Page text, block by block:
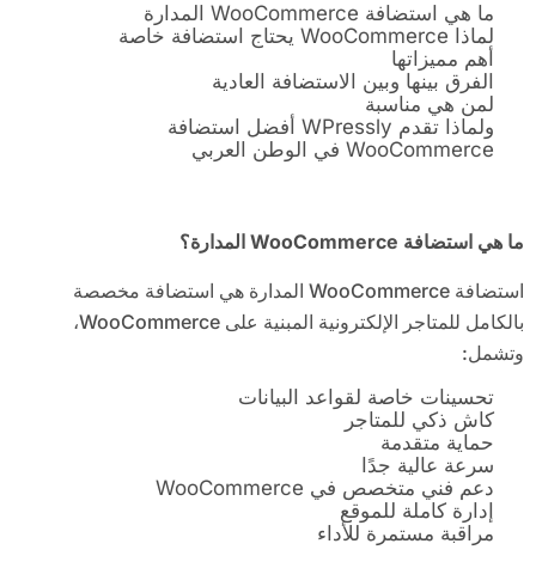
ما هي استضافة WooCommerce المدارة
لماذا WooCommerce يحتاج استضافة خاصة
أهم مميزاتها
الفرق بينها وبين الاستضافة العادية
لمن هي مناسبة
ولماذا تقدم WPressly أفضل استضافة
WooCommerce في الوطن العربي
ما هي استضافة المدارة؟
استضافة WooCommerce المدارة هي استضافة مخصصة
بالكامل للمتاجر الإلكترونية المبنية على WooCommerce،
وتشمل:
تحسينات خاصة لقواعد البيانات
كاش ذكي للمتاجر
حماية متقدمة
سرعة عالية جدًا
دعم فني متخصص في WooCommerce
إدارة كاملة للموقع
مراقبة مستمرة للأداء